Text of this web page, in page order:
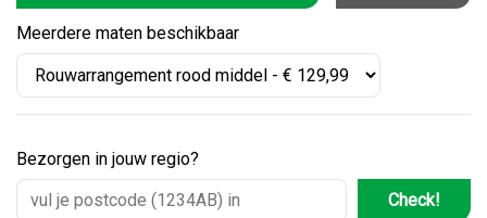
Meerdere maten beschikbaar
Bezorgen in jouw regio?
Check!